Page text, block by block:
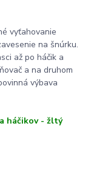
vyťahovanie
na šnúrku.
až po háčik a
a na druhom
výbava
háčikov - žltý